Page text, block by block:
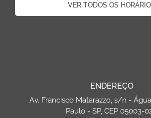
VER TODOS OS
ENDEREÇO
Av. Francisco Matarazzo, s/n -
Paulo - SP, CEP 05003-